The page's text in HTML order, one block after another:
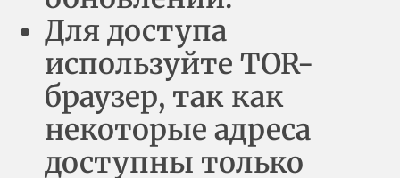
Для доступа
используйте TOR-
браузер, так как
некоторые адреса
доступны только